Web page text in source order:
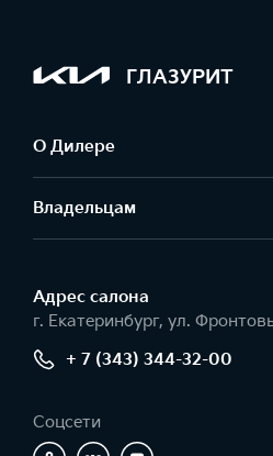
ГЛАЗУРИТ
О Дилере
Владельцам
Адрес салонa
г. Екатеринбург, ул.
+ 7 (343) 344-32-00
Соцсети